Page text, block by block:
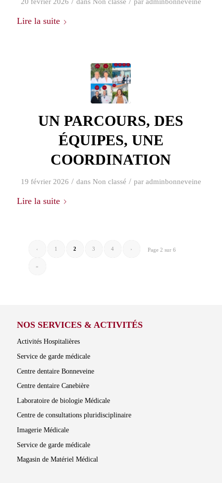
20 février 2026 dans Non classé par adminbonneveine
Lire la suite
UN PARCOURS, DES
ÉQUIPES, UNE
COORDINATION
19 février 2026 / dans Non classé / par adminbonneveine
Lire la suite
Page 2 sur 6
‹ 1 2 3 4 ›
»
NOS SERVICES & ACTIVITÉS
Activités Hospitalières
Service de garde médicale
Centre dentaire Bonneveine
Centre dentaire Canebière
Laboratoire de biologie Médicale
Centre de consultations pluridisciplinaire
Imagerie Médicale
Service de garde médicale
Magasin de Matériel Médical